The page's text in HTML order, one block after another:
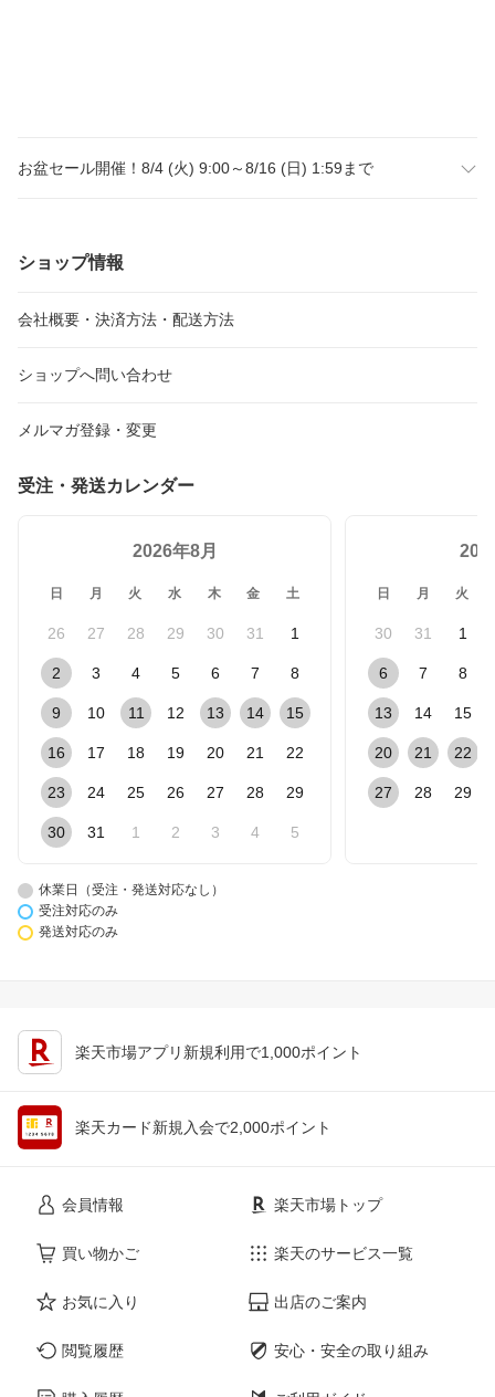
お盆セール開催！8/4 (火) 9:00～8/16 (日) 1:59まで
ショップ情報
会社概要・決済方法・配送方法
ショップへ問い合わせ
メルマガ登録・変更
受注・発送カレンダー
2026年8月
日 月 火 水 木 金 土
26 27 28 29 30 31 1
2 3 4 5 6 7 8
9 10 11 12 13 14 15
16 17 18 19 20 21 22
23 24 25 26 27 28 29
30 31 1 2 3 4 5
日 月 火
30 31 1
6 7 8
13 14 15
20 21 22
27 28 29
休業日（受注・発送対応なし）
受注対応のみ
発送対応のみ
楽天市場アプリ新規利用で1,000ポイント
楽天カード新規入会で2,000ポイント
会員情報
買い物かご
お気に入り
閲覧履歴
楽天市場トップ
楽天のサービス一覧
出店のご案内
安心・安全の取り組み